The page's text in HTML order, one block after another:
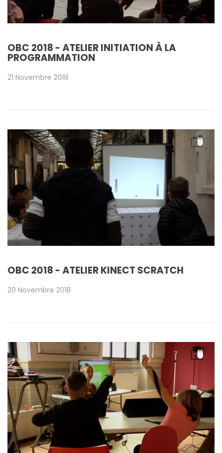
OBC 2018 - ATELIER INITIATION À LA
PROGRAMMATION
21 Novembre 2018
OBC 2018 - ATELIER KINECT SCRATCH
20 Novembre 2018